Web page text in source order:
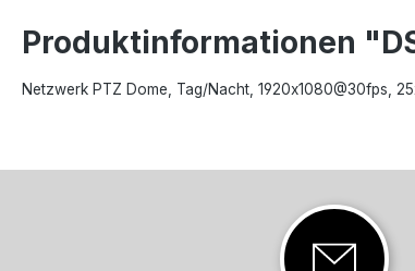
Produktinformationen
Netzwerk PTZ Dome, Tag/Nacht, 1920x1080@30fps,